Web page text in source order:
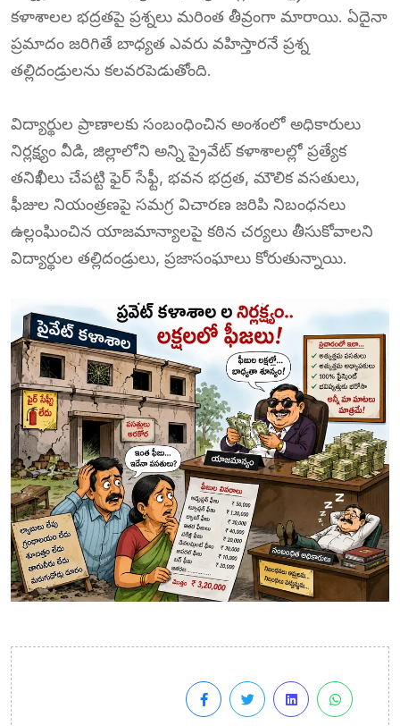
కళాశాలల భద్రతపై ప్రశ్నలు మరింత తీవ్రంగా మారాయి. ఏదైనా
ప్రమాదం జరిగితే బాధ్యత ఎవరు వహిస్తారనే ప్రశ్న
తల్లిదండ్రులను కలవరపెడుతోంది.
విద్యార్థుల ప్రాణాలకు సంబంధించిన అంశంలో అధికారులు
నిర్లక్ష్యం వీడి, జిల్లాలోని అన్ని ప్రైవేట్ కళాశాలల్లో ప్రత్యేక
తనిఖీలు చేపట్టి ఫైర్ సేఫ్టీ, భవన భద్రత, మౌలిక వసతులు,
ఫీజుల నియంత్రణపై సమగ్ర విచారణ జరిపి నిబంధనలు
ఉల్లంఘించిన యాజమాన్యాలపై కఠిన చర్యలు తీసుకోవాలని
విద్యార్థుల తల్లిదండ్రులు, ప్రజాసంఘాలు కోరుతున్నాయి.